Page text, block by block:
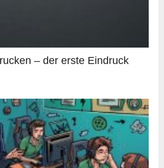
– der erste Eindruck